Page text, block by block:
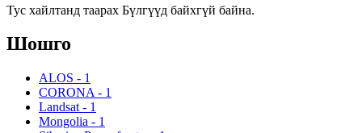
Тус хайлтанд таарах Бүлгүүд байхгүй байна.
Шошго
ALOS - 1
CORONA - 1
Landsat - 1
Mongolia - 1